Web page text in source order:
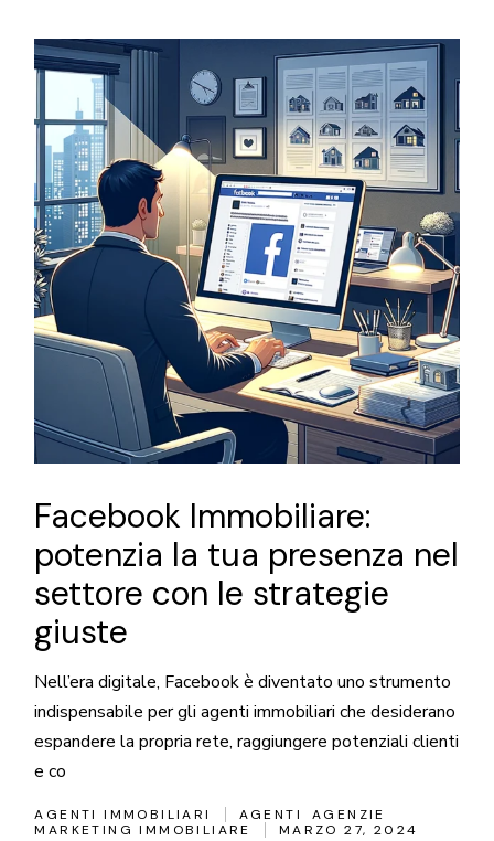
Facebook Immobiliare:
potenzia la tua presenza nel
settore con le strategie
giuste
Nell’era digitale, Facebook è diventato uno strumento
indispensabile per gli agenti immobiliari che desiderano
espandere la propria rete, raggiungere potenziali clienti
e co
AGENTI IMMOBILIARI AGENTI
AGENZIE
MARKETING IMMOBILIARE
MARZO 27, 2024